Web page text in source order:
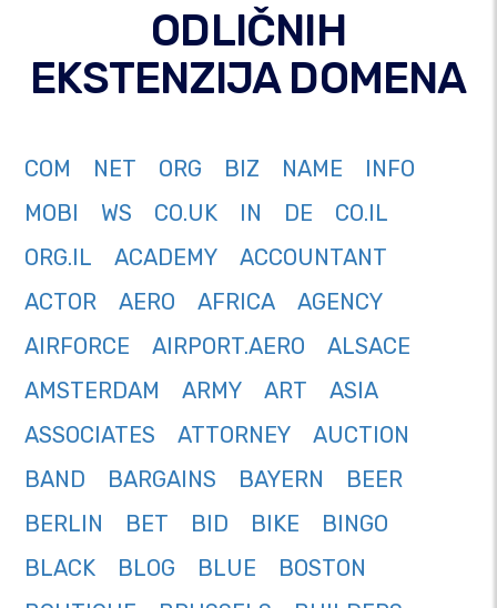
ODLIČNIH
EKSTENZIJA DOMENA
COM NET ORG BIZ NAME
INFO
MOBI
WS CO.UK IN DE
CO.IL
ORG.IL
ACADEMY
ACCOUNTANT
ACTOR
AERO AFRICA
AGENCY
AIRFORCE
AIRPORT.AERO
ALSACE
AMSTERDAM
ARMY ART
ASIA
ASSOCIATES
ATTORNEY
AUCTION
BAND
BARGAINS BAYERN
BEER
BERLIN
BET BID BIKE
BINGO
BLACK
BLOG BLUE
BOSTON